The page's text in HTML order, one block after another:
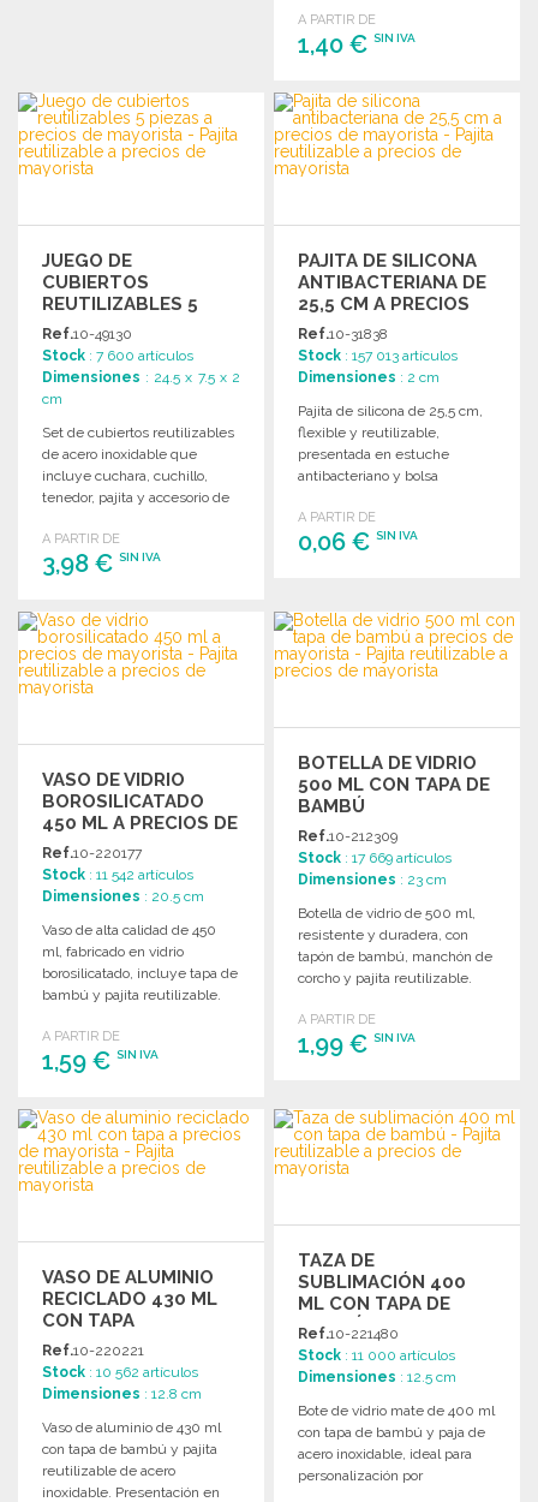
A PARTIR DE
1,40 €SIN IVA
PEDIR
Solicitar un presupuesto
JUEGO DE
CUBIERTOS
REUTILIZABLES 5
PIEZAS A PRECIOS DE
MAYORISTA
Ref.10-49130
Stock : 7 600 artículos
Dimensiones : 24.5 x 7.5 x 2
cm
Set de cubiertos reutilizables
de acero inoxidable que
incluye cuchara, cuchillo,
tenedor, pajita y accesorio de
A PARTIR DE
3,98 € SIN IVA
PEDIR
Solicitar un presupuesto
PAJITA DE SILICONA
ANTIBACTERIANA DE
25,5 CM A PRECIOS
DE MAYORISTA
Ref.10-31838
Stock : 157 013 artículos
Dimensiones : 2 cm
Pajita de silicona de 25,5 cm,
flexible y reutilizable,
presentada en estuche
antibacteriano y bolsa
diario.
A PARTIR DE
0,06 €SIN IVA
Solicitar un presupuesto
VASO DE VIDRIO
BOROSILICATADO
450 ML A PRECIOS DE
MAYORISTA
Ref.10-220177
Stock : 11 542 artículos
Dimensiones : 20.5 cm
Vaso de alta calidad de 450
ml, fabricado en vidrio
borosilicatado, incluye tapa de
bambú y pajita reutilizable.
A PARTIR DE
1,59 € SIN IVA
PEDIR
Solicitar un presupuesto
BOTELLA DE VIDRIO
500 ML CON TAPA DE
BAMBÚ
Ref.10-212309
Stock : 17 669 artículos
Dimensiones : 23 cm
Botella de vidrio de 500 ml,
resistente y duradera, con
tapón de bambú, manchón de
corcho y pajita reutilizable.
A PARTIR DE
1,99 €SIN IVA
Solicitar un presupuesto
VASO DE ALUMINIO
RECICLADO 430 ML
CON TAPA
Ref.10-220221
Stock : 10 562 artículos
Dimensiones : 12.8 cm
Vaso de aluminio de 430 ml
con tapa de bambú y pajita
reutilizable de acero
inoxidable. Presentación en
TAZA DE
SUBLIMACIÓN 400
ML CON TAPA DE
BAMBÚ A PRECIOS DE
MAYORISTA
Ref.10-221480
Stock : 11 000 artículos
Dimensiones : 12.5 cm
Bote de vidrio mate de 400 ml
con tapa de bambú y paja de
acero inoxidable, ideal para
personalización por